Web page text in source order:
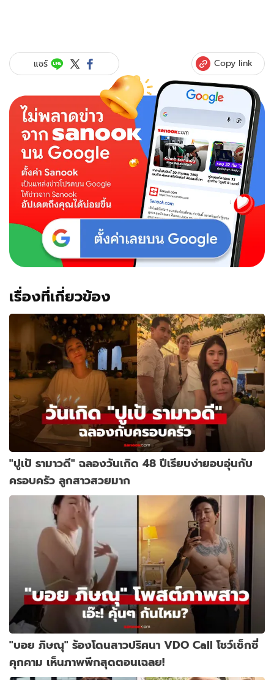
แชร์ Copy link
เรื่องที่เกี่ยวข้อง
"ปูเป้ รามาวดี" ฉลองวันเกิด 48 ปีเรียบง่ายอบอุ่นกับ
ครอบครัว ลูกสาวสวยมาก
"บอย ภิษณุ" ร้องโดนสาวปริศนา VDO Call โชว์เซ็กซี่
คุกคาม เห็นภาพพีกสุดตอนเฉลย!